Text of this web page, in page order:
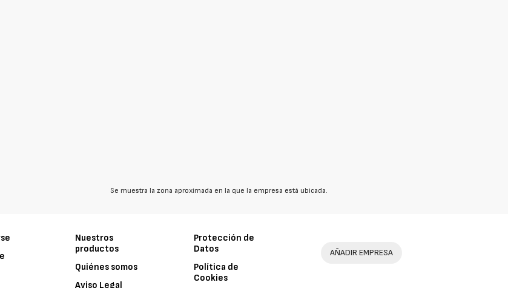
Se muestra la zona aproximada en la que la empresa está ubicada.
Nuestros
productos
Quiénes somos
Aviso Legal
Protección de
Datos
Política de
Cookies
AÑADIR EMPRESA